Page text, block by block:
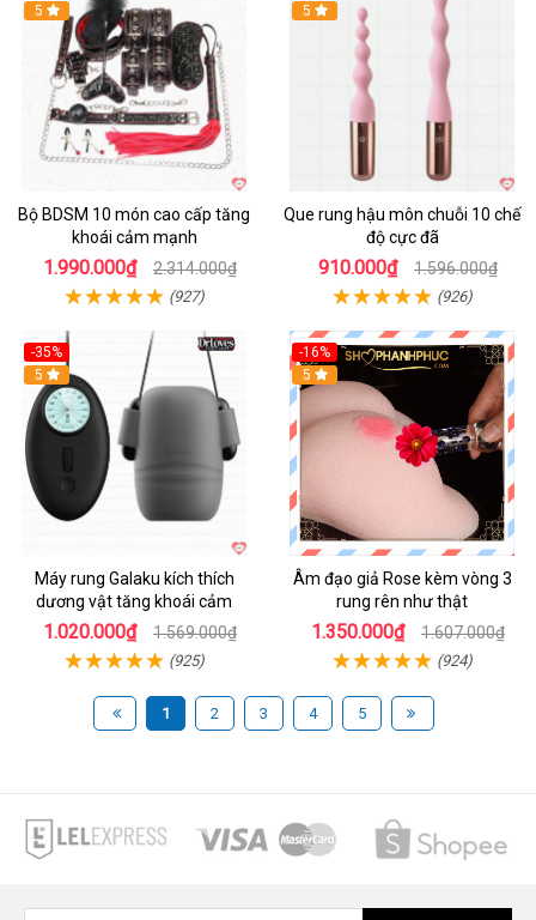
Hot
5
Bộ BDSM 10 món cao cấp tăng
khoái cảm mạnh
1.990.000₫ 2.314.000₫
(927)
5
Que rung hậu môn chuỗi 10 chế
độ cực đã
910.000₫ 1.596.000₫
(926)
-35%
Hot
5
Máy rung Galaku kích thích
dương vật tăng khoái cảm
1.020.000₫ 1.569.000₫
(925)
-16%
5
Âm đạo giả Rose kèm vòng 3
rung rên như thật
1.350.000₫ 1.607.000₫
(924)
1 2 3 4 5